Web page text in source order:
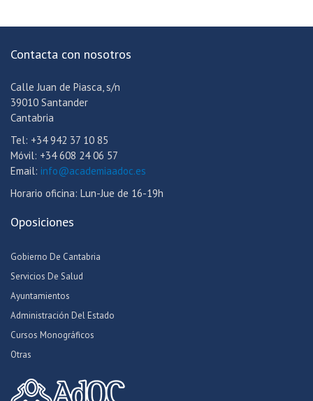
Contacta con nosotros
Calle Juan de Piasca, s/n
39010 Santander
Cantabria
Tel: +34 942 37 10 85
Móvil: +34 608 24 06 57
Email: info@academiaadoc.es
Horario oficina: Lun-Jue de 16-19h
Oposiciones
Gobierno De Cantabria
Servicios De Salud
Ayuntamientos
Administración Del Estado
Cursos Monográficos
Otras